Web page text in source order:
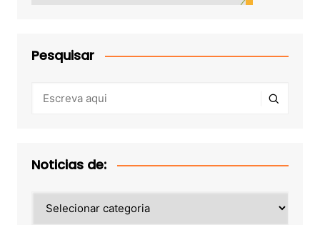
Pesquisar
Noticias de:
de: